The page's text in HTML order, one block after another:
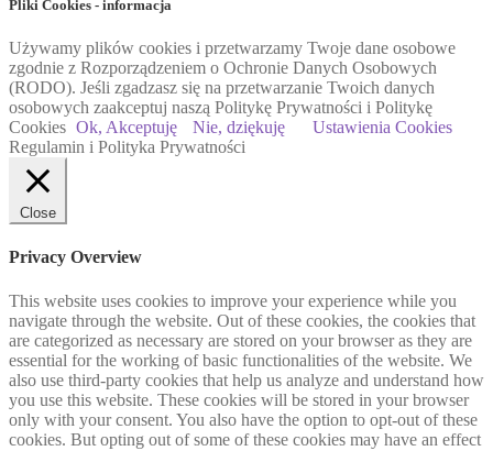
Pliki Cookies - informacja
Używamy plików cookies i przetwarzamy Twoje dane osobowe
zgodnie z Rozporządzeniem o Ochronie Danych Osobowych
(RODO). Jeśli zgadzasz się na przetwarzanie Twoich danych
osobowych zaakceptuj naszą Politykę Prywatności i Politykę
Cookies Ok, Akceptuję Nie, dziękuję
Ustawienia Cookies
Regulamin i Polityka Prywatności
Close
Privacy Overview
This website uses cookies to improve your experience while you
navigate through the website. Out of these cookies, the cookies that
are categorized as necessary are stored on your browser as they are
essential for the working of basic functionalities of the website. We
also use third-party cookies that help us analyze and understand how
you use this website. These cookies will be stored in your browser
only with your consent. You also have the option to opt-out of these
cookies. But opting out of some of these cookies may have an effect